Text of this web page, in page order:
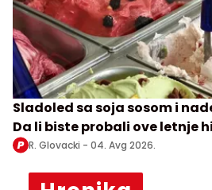
Sladoled sa soja sosom i
Da li biste probali ove letnje
R. Glovacki - 04. Avg 2026.